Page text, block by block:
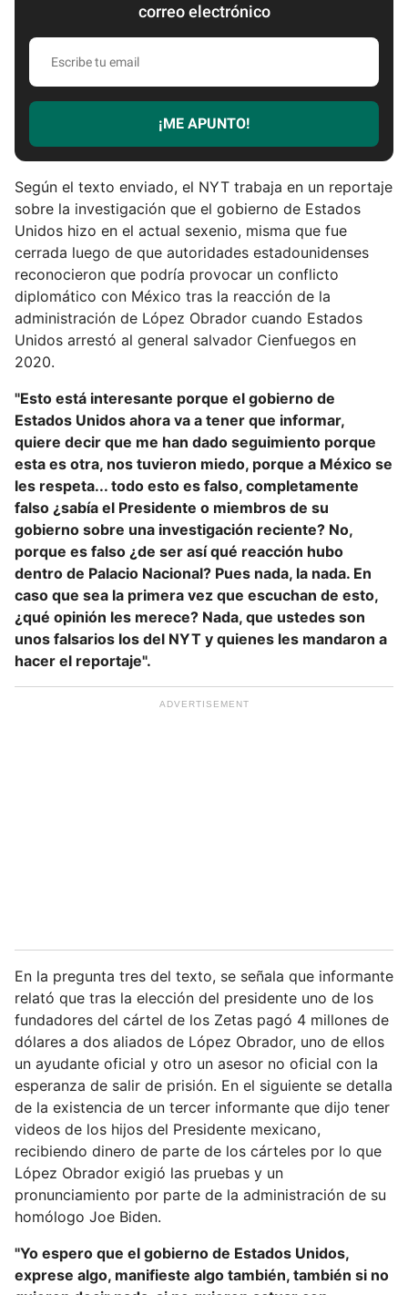
correo electrónico
E
c
r
t
u
i
¡ME APUNTO!
Según el texto enviado, el NYT trabaja en un reportaje
sobre la investigación que el gobierno de Estados
Unidos hizo en el actual sexenio, misma que fue
cerrada luego de que autoridades estadounidenses
reconocieron que podría provocar un conflicto
diplomático con México tras la reacción de la
administración de López Obrador cuando Estados
Unidos arrestó al general salvador Cienfuegos en
2020.
"Esto está interesante porque el gobierno de
Estados Unidos ahora va a tener que informar,
quiere decir que me han dado seguimiento porque
esta es otra, nos tuvieron miedo, porque a México se
les respeta... todo esto es falso, completamente
falso ¿sabía el Presidente o miembros de su
gobierno sobre una investigación reciente? No,
porque es falso ¿de ser así qué reacción hubo
dentro de Palacio Nacional? Pues nada, la nada. En
caso que sea la primera vez que escuchan de esto,
¿qué opinión les merece? Nada, que ustedes son
unos falsarios los del NYT y quienes les mandaron a
hacer el reportaje".
En la pregunta tres del texto, se señala que informante
relató que tras la elección del presidente uno de los
fundadores del cártel de los Zetas pagó 4 millones de
dólares a dos aliados de López Obrador, uno de ellos
un ayudante oficial y otro un asesor no oficial con la
esperanza de salir de prisión. En el siguiente se detalla
de la existencia de un tercer informante que dijo tener
videos de los hijos del Presidente mexicano,
recibiendo dinero de parte de los cárteles por lo que
López Obrador exigió las pruebas y un
pronunciamiento por parte de la administración de su
homólogo Joe Biden.
"Yo espero que el gobierno de Estados Unidos,
exprese algo, manifieste algo también, también si no